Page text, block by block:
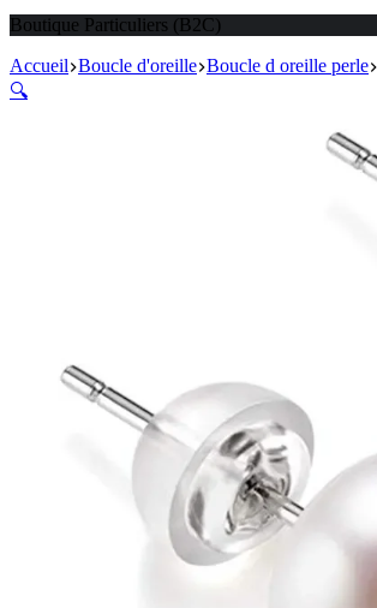
Boutique Particuliers (B2C)
Accueil Boucle d'oreille Boucle d oreille perle
🔍